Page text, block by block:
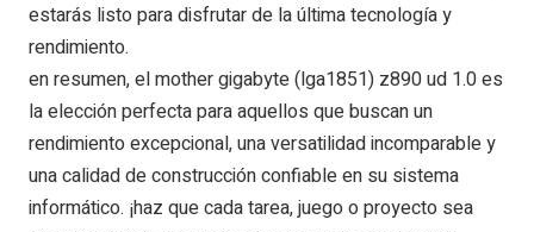
estarás listo para disfrutar de la última tecnología y
rendimiento.
en resumen, el mother gigabyte (lga1851) z890 ud 1.0 es
la elección perfecta para aquellos que buscan un
rendimiento excepcional, una versatilidad incomparable y
una calidad de construcción confiable en su sistema
informático. ¡haz que cada tarea, juego o proyecto sea